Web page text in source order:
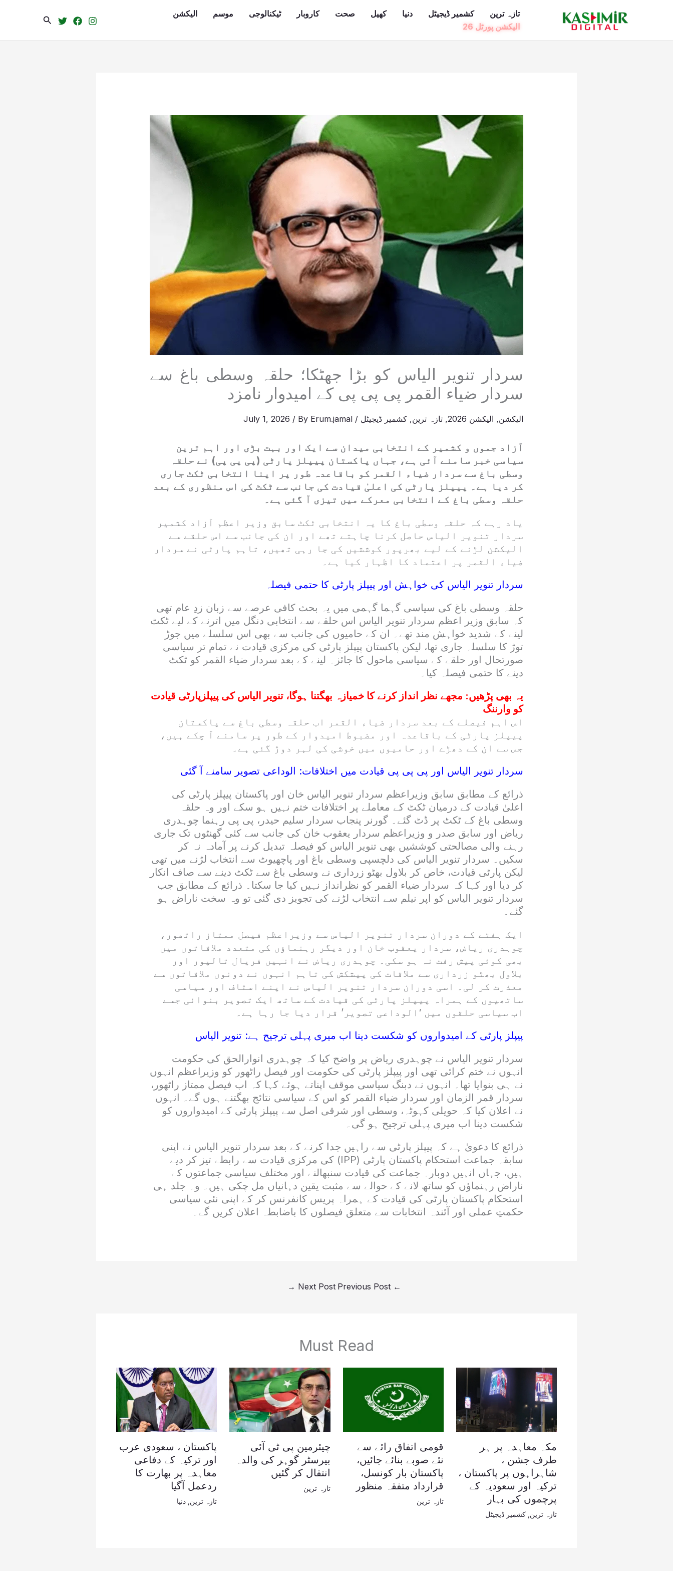
تازہ ترین کشمیر ڈیجیٹل دنیا کھیل صحت کاروبار ٹیکنالوجی موسم
الیکشن
الیکشن پورٹل 26
Search
سردار تنویر الیاس کو بڑا جھٹکا؛ حلقہ وسطی باغ سے
سردار ضیاء القمر پی پی پی کے امیدوار نامزد
الیکشن, الیکشن 2026 , تازہ ترین, کشمیر ڈیجیٹل /
July 1, 2026 / By Erum.jamal
آزاد جموں و کشمیر کے انتخابی میدان سے ایک اور بہت بڑی اور اہم ترین
سیاسی خبر سامنے آئی ہے، جہاں پاکستان پیپلز پارٹی (پی پی پی) نے حلقہ
وسطی باغ سے سردار ضیاء القمر کو باقاعدہ طور پر اپنا انتخابی ٹکٹ جاری
کر دیا ہے۔ پیپلز پارٹی کی اعلیٰ قیادت کی جانب سے ٹکٹ کی اس منظوری کے بعد
حلقہ وسطی باغ کے انتخابی معرکے میں تیزی آ گئی ہے۔
یاد رہے کہ حلقہ وسطی باغ کا یہ انتخابی ٹکٹ سابق وزیر اعظم آزاد کشمیر
سردار تنویر الیاس حاصل کرنا چاہتے تھے اور ان کی جانب سے اس حلقے سے
الیکشن لڑنے کے لیے بھرپور کوششیں کی جا رہی تھیں، تاہم پارٹی نے سردار
ضیاء القمر پر اعتماد کا اظہار کیا ہے۔
سردار تنویر الیاس کی خواہش اور پیپلز پارٹی کا حتمی فیصلہ
حلقہ وسطی باغ کی سیاسی گہما گہمی میں یہ بحث کافی عرصے سے زبان زدِ عام تھی
کہ سابق وزیر اعظم سردار تنویر الیاس اس حلقے سے انتخابی دنگل میں اترنے کے لیے ٹکٹ
لینے کے شدید خواہش مند تھے۔ ان کے حامیوں کی جانب سے بھی اس سلسلے میں جوڑ
توڑ کا سلسلہ جاری تھا، لیکن پاکستان پیپلز پارٹی کی مرکزی قیادت نے تمام تر سیاسی
صورتحال اور حلقے کے سیاسی ماحول کا جائزہ لینے کے بعد سردار ضیاء القمر کو ٹکٹ
دینے کا حتمی فیصلہ کیا۔
یہ بھی پڑھیں: مجھے نظر انداز کرنے کا خمیازہ بھگتنا ہوگا، تنویر الیاس کی پیپلزپارٹی قیادت
کو وارننگ
اس اہم فیصلے کے بعد سردار ضیاء القمر اب حلقہ وسطی باغ سے پاکستان
پیپلز پارٹی کے باقاعدہ اور مضبوط امیدوار کے طور پر سامنے آ چکے ہیں،
جس سے ان کے دھڑے اور حامیوں میں خوشی کی لہر دوڑ گئی ہے۔
سردار تنویر الیاس اور پی پی پی قیادت میں اختلافات: الوداعی تصویر سامنے آ گئی
ذرائع کے مطابق سابق وزیراعظم سردار تنویر الیاس خان اور پاکستان پیپلز پارٹی کی
اعلیٰ قیادت کے درمیان ٹکٹ کے معاملے پر اختلافات ختم نہیں ہو سکے اور وہ حلقہ
وسطی باغ کے ٹکٹ پر ڈٹ گئے۔ گورنر پنجاب سردار سلیم حیدر، پی پی رہنما چوہدری
ریاض اور سابق صدر و وزیراعظم سردار یعقوب خان کی جانب سے کئی گھنٹوں تک جاری
رہنے والی مصالحتی کوششیں بھی تنویر الیاس کو فیصلہ تبدیل کرنے پر آمادہ نہ کر
سکیں۔ سردار تنویر الیاس کی دلچسپی وسطی باغ اور پاچھیوٹ سے انتخاب لڑنے میں تھی
لیکن پارٹی قیادت، خاص کر بلاول بھٹو زرداری نے وسطی باغ سے ٹکٹ دینے سے صاف انکار
کر دیا اور کہا کہ سردار ضیاء القمر کو نظرانداز نہیں کیا جا سکتا۔ ذرائع کے مطابق جب
سردار تنویر الیاس کو اپر نیلم سے انتخاب لڑنے کی تجویز دی گئی تو وہ سخت ناراض ہو
گئے۔
ایک ہفتے کے دوران سردار تنویر الیاس سے وزیراعظم فیصل ممتاز راٹھور،
چوہدری ریاض، سردار یعقوب خان اور دیگر رہنماؤں کی متعدد ملاقاتوں میں
بھی کوئی پیش رفت نہ ہو سکی۔ چوہدری ریاض نے انہیں فریال تالپور اور
بلاول بھٹو زرداری سے ملاقات کی پیشکش کی تاہم انہوں نے دونوں ملاقاتوں سے
معذرت کر لی۔ اسی دوران سردار تنویر الیاس نے اپنے اسٹاف اور سیاسی
ساتھیوں کے ہمراہ پیپلز پارٹی کی قیادت کے ساتھ ایک تصویر بنوائی جسے
اب سیاسی حلقوں میں ‘الوداعی تصویر’ قرار دیا جا رہا ہے۔
پیپلز پارٹی کے امیدواروں کو شکست دینا اب میری پہلی ترجیح ہے: تنویر الیاس
سردار تنویر الیاس نے چوہدری ریاض پر واضح کیا کہ چوہدری انوارالحق کی حکومت
انہوں نے ختم کرائی تھی اور پیپلز پارٹی کی حکومت اور فیصل راٹھور کو وزیراعظم انہوں
نے ہی بنوایا تھا۔ انہوں نے دبنگ سیاسی موقف اپناتے ہوئے کہا کہ اب فیصل ممتاز راٹھور،
سردار قمر الزمان اور سردار ضیاء القمر کو اس کے سیاسی نتائج بھگتنے ہوں گے۔ انہوں
نے اعلان کیا کہ حویلی کہوٹہ، وسطی اور شرقی اصل سے پیپلز پارٹی کے امیدواروں کو
شکست دینا اب میری پہلی ترجیح ہو گی۔
ذرائع کا دعویٰ ہے کہ پیپلز پارٹی سے راہیں جدا کرنے کے بعد سردار تنویر الیاس نے اپنی
سابقہ جماعت استحکام پاکستان پارٹی (IPP) کی مرکزی قیادت سے رابطے تیز کر دیے
ہیں، جہاں انہیں دوبارہ جماعت کی قیادت سنبھالنے اور مختلف سیاسی جماعتوں کے
ناراض رہنماؤں کو ساتھ لانے کے حوالے سے مثبت یقین دہانیاں مل چکی ہیں۔ وہ جلد ہی
استحکام پاکستان پارٹی کی قیادت کے ہمراہ پریس کانفرنس کر کے اپنی نئی سیاسی
حکمتِ عملی اور آئندہ انتخابات سے متعلق فیصلوں کا باضابطہ اعلان کریں گے۔
←
Next Post
→
Must Read
مکہ معاہدہ پر ہر
طرف جشن ،
شاہراہوں پر پاکستان ،
ترکیہ اور سعودیہ کے
پرچموں کی بہار
تازہ ترین کشمیر ڈیجیٹل
قومی اتفاق رائے سے
نئے صوبے بنائے جائیں،
پاکستان بار کونسل،
قرارداد متفقہ منظور
تازہ ترین
چیئرمین پی ٹی آئی
بیرسٹر گوہر کی والدہ
انتقال کر گئیں
تازہ ترین
پاکستان ، سعودی عرب
اور ترکیہ کے دفاعی
معاہدہ پر بھارت کا
ردعمل آگیا
تازہ ترین دنیا